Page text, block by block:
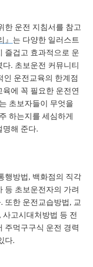
한 운전 지침서를 참고
』 는 다양한 일러스트
즐겁고 효과적으로 운
. 초보운전 커뮤니티
인 운전교육의 한계점
에 꼭 필요한 운전연
초보자들이 무엇을
하는지를 세심하게
명해 준다.
행방법, 백화점의 직각
등 초보운전자의 가려
또한 운전교습방법, 교
고시대처방법 등 전
주먹구구식 운전 경력
다.